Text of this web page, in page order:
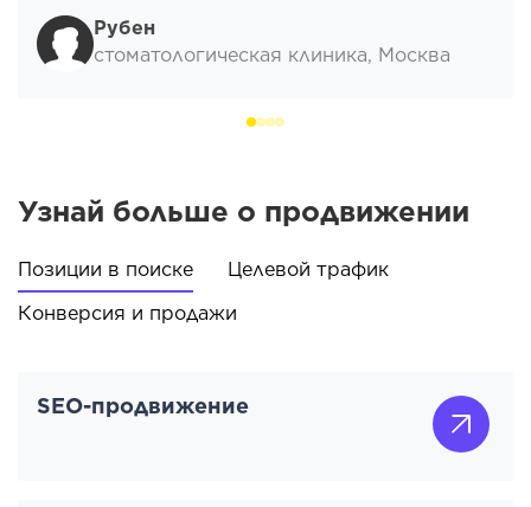
Рубен
стоматологическая клиника, Москва
Узнай больше о продвижении
Позиции в поиске
Целевой трафик
Конверсия и продажи
SEO-продвижение